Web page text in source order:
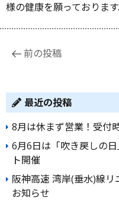
様の健康を願っております
投
ビ
ゲ
ー
シ
ョ
ン
前の投稿
最近の投稿
8月は休まず営業！受付
6月6日は「吹き戻しの
ト開催
阪神高速 湾岸(垂水)線
お知らせ